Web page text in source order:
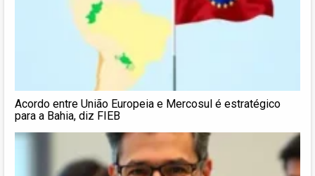
Acordo entre União Europeia e Mercosul é estratégico
para a Bahia, diz FIEB